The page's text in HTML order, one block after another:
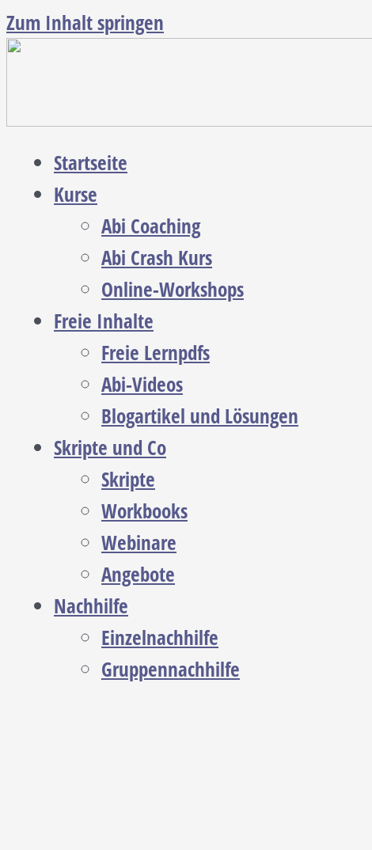
Zum Inhalt springen
Startseite
Kurse
Abi Coaching
Abi Crash Kurs
Online-Workshops
Freie Inhalte
Freie Lernpdfs
Abi-Videos
Blogartikel und Lösungen
Skripte und Co
Skripte
Workbooks
Webinare
Angebote
Nachhilfe
Einzelnachhilfe
Gruppennachhilfe